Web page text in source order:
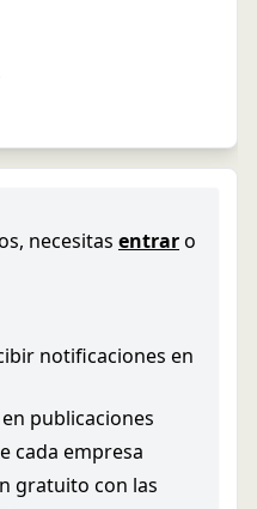
necesitas entraro
notificaciones en
publicaciones
cada empresa
gratuito con las